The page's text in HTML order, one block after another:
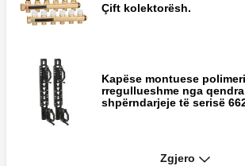
Çift kolektorësh.
Kapëse montuese
rregullueshme nga
shpërndarjeje të serisë
Zgjero